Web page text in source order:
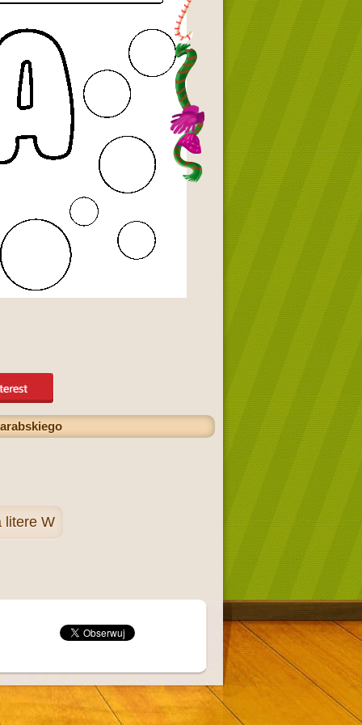
litere W